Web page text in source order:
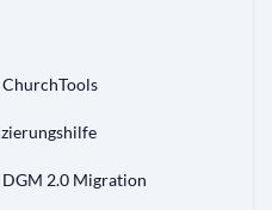
DGM 2.0 Migration